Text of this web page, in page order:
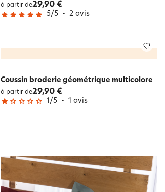
à partir de29,90 €
5/5 - 2 avis
Coussin broderie géométrique multicolore
à partir de29,90 €
1 /5 - 1 avis